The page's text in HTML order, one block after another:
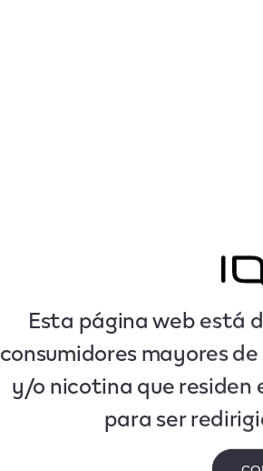
Esta página web está
consumidores mayores
y/o nicotina que residen
para ser